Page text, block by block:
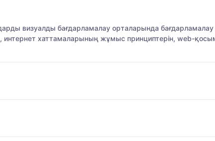
визуалды бағдарламалау орталарында
интернет хаттамаларының жұмыс принциптерін, web-